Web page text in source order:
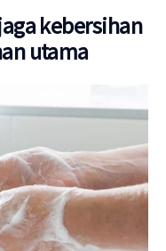
kebersihan
utama